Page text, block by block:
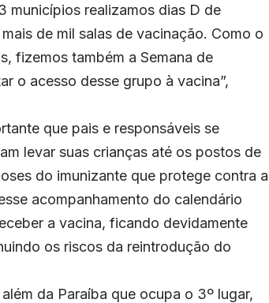
municípios realizamos dias D de
de mil salas de vacinação. Como o
fizemos também a Semana de
o acesso desse grupo à vacina”,
que pais e responsáveis se
levar suas crianças até os postos de
do imunizante que protege contra a
acompanhamento do calendário
a vacina, ficando devidamente
os riscos da reintrodução do
da Paraíba que ocupa o 3º lugar,